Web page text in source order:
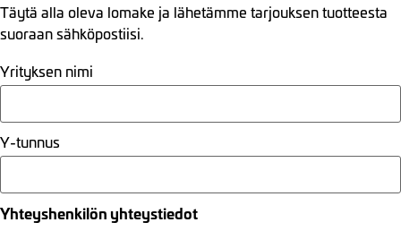
Täytä alla oleva lomake ja lähetämme tarjouksen tuotteesta
suoraan sähköpostiisi.
Yrityksen nimi
Y-tunnus
Yhteyshenkilön yhteystiedot